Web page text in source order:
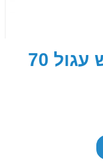
טושים פרמננט ראש עגול 70